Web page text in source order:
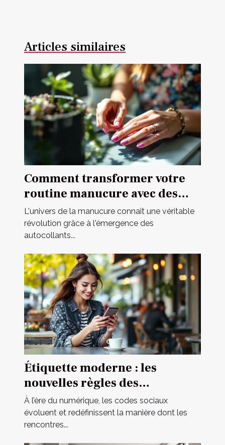
Articles similaires
Comment transformer votre
routine manucure avec des
autocollants ?
L'univers de la manucure connaît une véritable
révolution grâce à l'émergence des
autocollants...
Étiquette moderne : les
nouvelles règles des
rencontres occasionnelles
À l’ère du numérique, les codes sociaux
évoluent et redéfinissent la manière dont les
rencontres...